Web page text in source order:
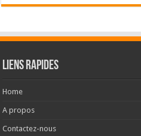
liens rapides
Home
A propos
Contactez-nous